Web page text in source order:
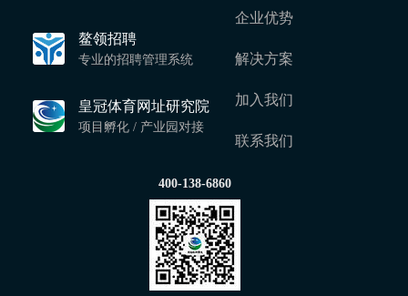
鳌领招聘
专业的招聘管理系统
皇冠体育网址研究院
项目孵化 / 产业园对接
企业优势
解决方案
加入我们
联系我们
400-138-6860